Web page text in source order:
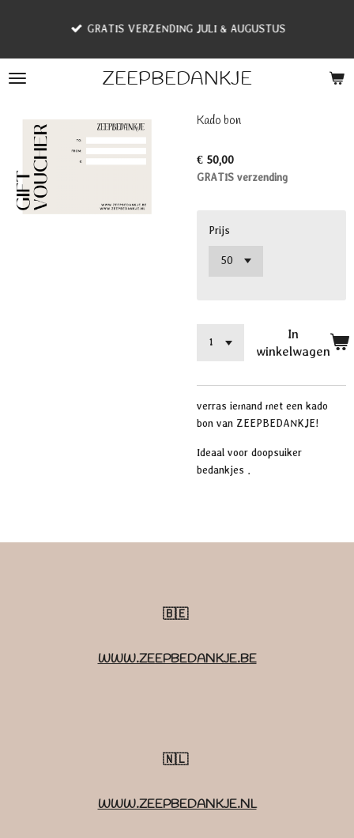
hoofdinhoud
ZEEPBEDANKJE
GRATIS VERZENDING JULI & AUGUSTUS
Kado bon
€ 50,00
GRATIS verzending
Prijs
In
winkelwagen
verras iemand met een kado
bon van ZEEPBEDANKJE!
Ideaal voor doopsuiker
bedankjes .
🇧🇪
WWW.ZEEPBEDANKJE.BE
🇳🇱
WWW.ZEEPBEDANKJE.NL